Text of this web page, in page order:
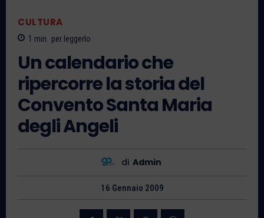
CULTURA
1 min. per leggerlo
Un calendario che
ripercorre la storia del
Convento Santa Maria
degli Angeli
di Admin
16 Gennaio 2009